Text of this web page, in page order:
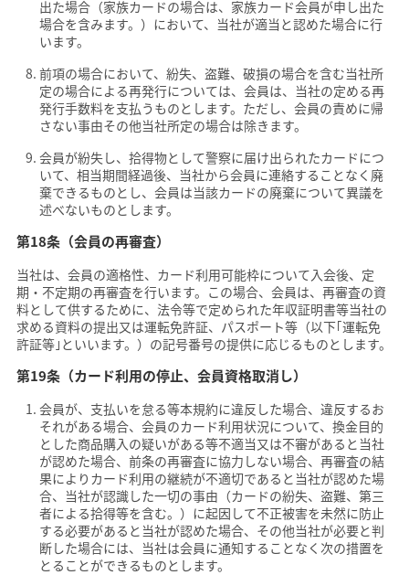
出た場合（家族カードの場合は、家族カード会員が申し出た
場合を含みます。）において、当社が適当と認めた場合に行
います。
前項の場合において、紛失、盗難、破損の場合を含む当社所
定の場合による再発行については、会員は、当社の定める再
発行手数料を支払うものとします。ただし、会員の責めに帰
さない事由その他当社所定の場合は除きます。
会員が紛失し、拾得物として警察に届け出られたカードにつ
いて、相当期間経過後、当社から会員に連絡することなく廃
棄できるものとし、会員は当該カードの廃棄について異議を
述べないものとします。
第18条（会員の再審査）
当社は、会員の適格性、カード利用可能枠について入会後、定
期・不定期の再審査を行います。この場合、会員は、再審査の資
料として供するために、法令等で定められた年収証明書等当社の
求める資料の提出又は運転免許証、パスポート等（以下｢運転免
許証等｣といいます。）の記号番号の提供に応じるものとします。
第19条（カード利用の停止、会員資格取消し）
会員が、支払いを怠る等本規約に違反した場合、違反するお
それがある場合、会員のカード利用状況について、換金目的
とした商品購入の疑いがある等不適当又は不審があると当社
が認めた場合、前条の再審査に協力しない場合、再審査の結
果によりカード利用の継続が不適切であると当社が認めた場
合、当社が認識した一切の事由（カードの紛失、盗難、第三
者による拾得等を含む。）に起因して不正被害を未然に防止
する必要があると当社が認めた場合、その他当社が必要と判
断した場合には、当社は会員に通知することなく次の措置を
とることができるものとします。